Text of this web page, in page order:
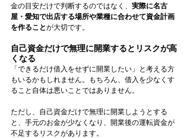
金の目安だけで判断するのではなく、 実際に名古
屋・愛知で出店する場所や業種に合わせて資金計画
を作ることが大切です。
自己資金だけで無理に開業するとリスクが高
くなる
「できるだけ借入をせずに開業したい」と考える方
もいるかもしれません。もちろん、借入を少なくす
ること自体は悪いことではありません。
ただし、自己資金だけで無理に開業しようとする
と、手元のお金が少なくなり、開業後の運転資金が
不足するリスクがあります。